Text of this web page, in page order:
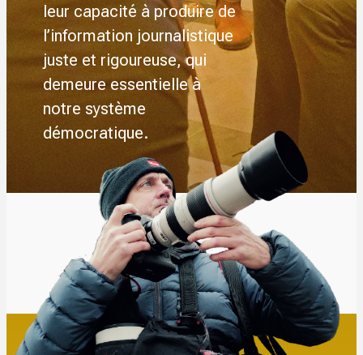
leur capacité à produire de
l’information journalistique
juste et rigoureuse, qui
demeure essentielle à
notre système
démocratique.